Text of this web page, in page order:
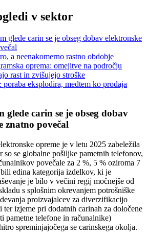
v sektor
glede carin se je obseg dobav elektronske
a neenakomerno rastno obdobje
oprema: omejitve na področju
rast in zvišujejo stroške
eksplodira, medtem ko prodaja
carin se je obseg dobav
znatno povečal
opreme je v letu 2025 zabeležila
se globalne pošiljke pametnih telefonov,
povečale za 2 %, 5 % oziroma 7
edina kategorija izdelkov, ki je
je bilo v večini regij močnejše od
s splošnim okrevanjem potrošniške
proizvajalcev za diverzifikacijo
izjeme pri dodatnih carinah za določene
pametne telefone in računalnike)
spreminjajočega se carinskega okolja.